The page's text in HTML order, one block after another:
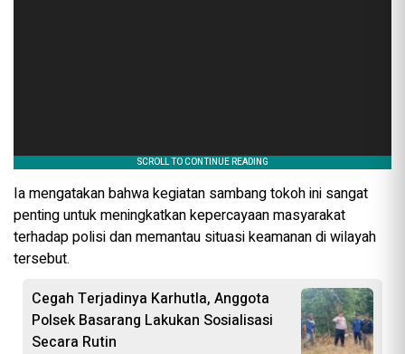
Ia mengatakan bahwa kegiatan sambang tokoh ini sangat
penting untuk meningkatkan kepercayaan masyarakat
terhadap polisi dan memantau situasi keamanan di wilayah
tersebut.
Cegah Terjadinya Karhutla, Anggota
Polsek Basarang Lakukan Sosialisasi
Secara Rutin